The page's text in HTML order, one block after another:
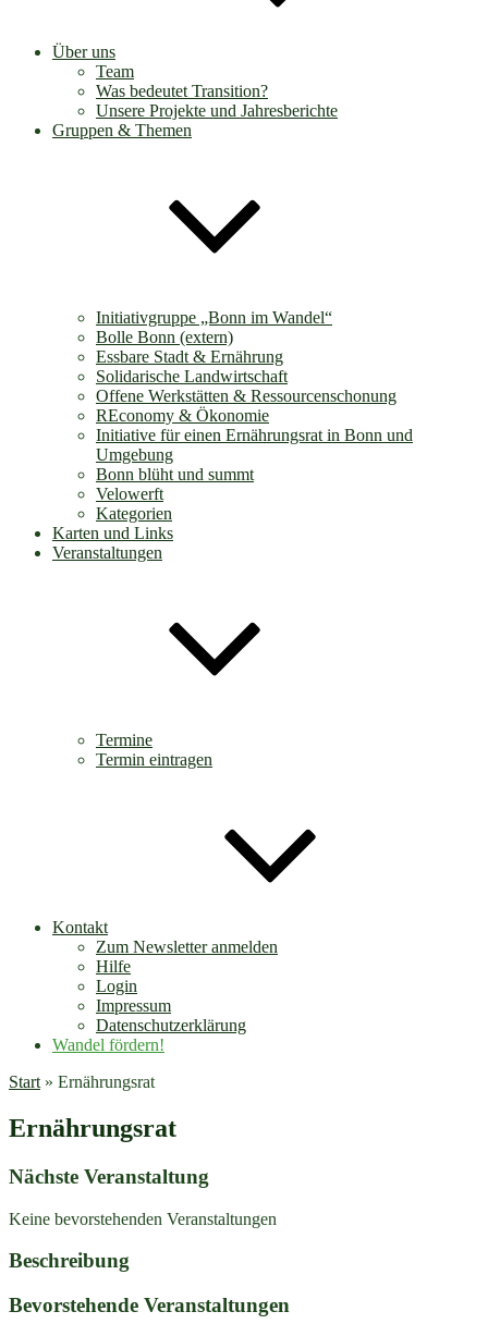
Über uns
Team
Was bedeutet Transition?
Unsere Projekte und Jahresberichte
Gruppen & Themen
Initiativgruppe „Bonn im Wandel“
Bolle Bonn (extern)
Essbare Stadt & Ernährung
Solidarische Landwirtschaft
Offene Werkstätten & Ressourcenschonung
REconomy & Ökonomie
Initiative für einen Ernährungsrat in Bonn und
Umgebung
Bonn blüht und summt
Velowerft
Kategorien
Karten und Links
Veranstaltungen
Termine
Termin eintragen
Kontakt
Zum Newsletter anmelden
Hilfe
Login
Impressum
Datenschutzerklärung
Wandel fördern!
Start » Ernährungsrat
Ernährungsrat
Nächste Veranstaltung
Keine bevorstehenden Veranstaltungen
Beschreibung
Bevorstehende Veranstaltungen